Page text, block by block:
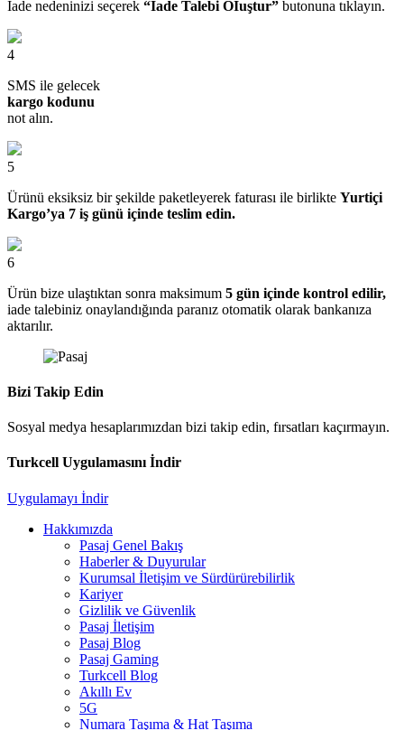
İade nedeninizi seçerek “İade Talebi OIuştur” butonuna tıklayın.
4
SMS ile gelecek
kargo kodunu
not alın.
5
Ürünü eksiksiz bir şekilde paketleyerek faturası ile birlikte Yurtiçi
Kargo’ya 7 iş günü içinde teslim edin.
6
Ürün bize ulaştıktan sonra maksimum 5 gün içinde kontrol edilir,
iade talebiniz onaylandığında paranız otomatik olarak bankanıza
aktarılır.
Bizi Takip Edin
Sosyal medya hesaplarımızdan bizi takip edin, fırsatları kaçırmayın.
Turkcell Uygulamasını İndir
Uygulamayı İndir
Hakkımızda
Pasaj Genel Bakış
Haberler & Duyurular
Kurumsal İletişim ve Sürdürürebilirlik
Kariyer
Gizlilik ve Güvenlik
Pasaj İletişim
Pasaj Blog
Pasaj Gaming
Turkcell Blog
Akıllı Ev
5G
Numara Taşıma & Hat Taşıma